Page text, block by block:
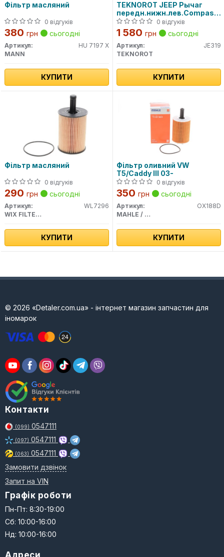
Фільтр масляний
0 відгуків
380 грн сьогодні
Артикул:
HU 7197 X
MANN
КУПИТИ
TEKNOROT JEEP Рычаг
Caliber 06-0 відгуків
1 580 грн сьогодні
Артикул:
JE319
TEKNOROT
КУПИТИ
Фільтр масляний
0 відгуків
290 грн сьогодні
Артикул:
WL7296
WIX FILTERS
КУПИТИ
Фільтр оливний VW
T5/Caddy III 03-
0 відгуків
350 грн сьогодні
Артикул:
OX188D
MAHLE / KNECHT
КУПИТИ
© 2026 «Detaler.com.ua» - інтернет магазин запчастин для
іномарок
Контакти
(099) 0547111
(097) 0547111
(063) 0547111
Замовити дзвінок
Запит на VIN
Графік роботи
Пн-Пт: 8:30-19:00
Сб: 10:00-16:00
Нд: 10:00-16:00
Адреси